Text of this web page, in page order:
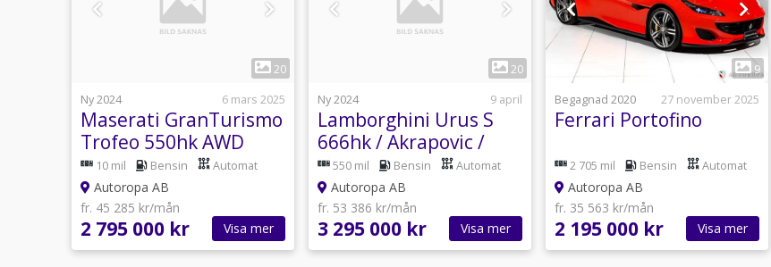
20
Ny 2024
6 mars 2025
Maserati GranTurismo
Trofeo 550hk AWD
10 mil Bensin Automat
Autoropa AB
fr. 45 285 kr/mån
2 795 000 kr Visa mer
20
Ny 2024
9 april
Lamborghini Urus S
666hk / Akrapovic /
Extended warranty
550 mil Bensin Automat
Autoropa AB
fr. 53 386 kr/mån
3 295 000 kr Visa mer
9
Begagnad 2020
27 november 2025
Ferrari Portofino
2 705 mil Bensin Automat
Autoropa AB
fr. 35 563 kr/mån
2 195 000 kr Visa mer